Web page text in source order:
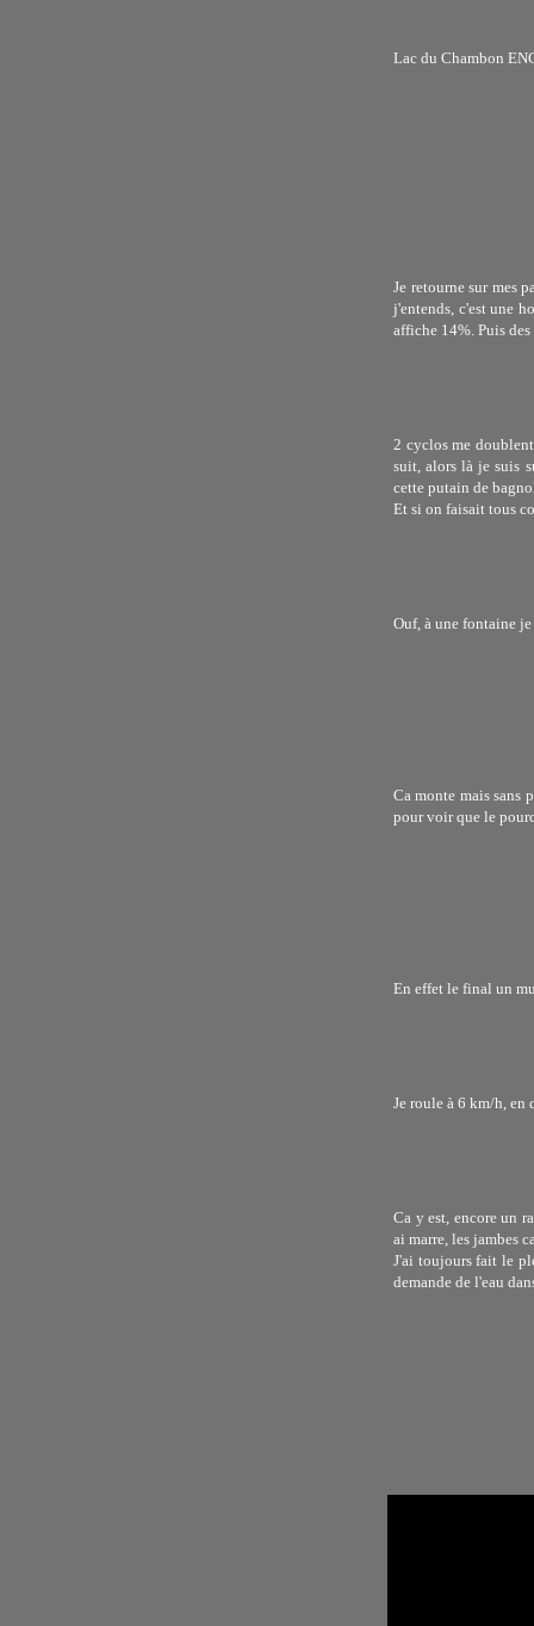
Lac du Chambon
Je retourne sur mes
j'entends, c'est une
affiche 14%. Puis
2 cyclos me
suit, alors là je suis
cette putain de
Et si on faisait tous
Ouf, à une fontaine
Ca monte mais sans
pour voir que le
En effet le final un
Je roule à 6 km/h, en
Ca y est, encore un
ai marre, les jambes
J'ai toujours fait le
demande de l'eau